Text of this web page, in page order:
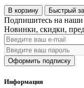
В корзину Быстрый
Подпишитесь на наши
Новинки, скидки,
Оформить подписку
Информация